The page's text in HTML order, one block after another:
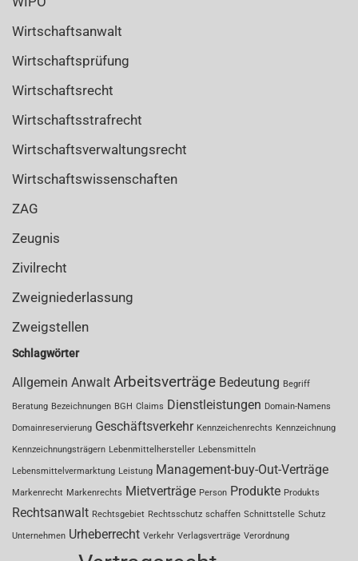
Wirtschaftsanwalt
Wirtschaftsprüfung
Wirtschaftsrecht
Wirtschaftsstrafrecht
Wirtschaftsverwaltungsrecht
Wirtschaftswissenschaften
ZAG
Zeugnis
Zivilrecht
Zweigniederlassung
Zweigstellen
Schlagwörter
Allgemein Anwalt Arbeitsverträge Bedeutung Begriff
Beratung Bezeichnungen BGH Claims Dienstleistungen Domain-Namens
Domainreservierung Geschäftsverkehr Kennzeichenrechts Kennzeichnung
Kennzeichnungsträgern Lebenmittelhersteller Lebensmitteln
Lebensmittelvermarktung Leistung Management-buy-Out-Verträge
Markenrecht Markenrechts Mietverträge Person Produkte Produkts
Rechtsanwalt Rechtsgebiet Rechtsschutz schaffen Schnittstelle Schutz
Unternehmen Urheberrecht Verkehr Verlagsverträge Verordnung